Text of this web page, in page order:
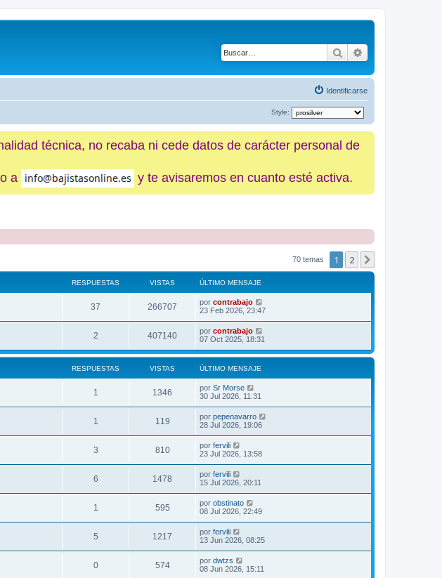
Buscar
Identificarse
Style:
técnica, no recaba ni cede datos de carácter personal de
a
y te avisaremos en cuanto esté activa.
70 temas 1 2
RESPUESTAS VISTAS ÚLTIMO MENSAJE
37 266707 por contrabajo
23 Feb 2026, 23:47
2 407140 por contrabajo
07 Oct 2025, 18:31
RESPUESTAS VISTAS ÚLTIMO MENSAJE
1 1346 por Sr Morse
30 Jul 2026, 11:31
1 119 por pepenavarro
28 Jul 2026, 19:06
3 810 por fervili
23 Jul 2026, 13:58
6 1478 por fervili
15 Jul 2026, 20:11
1 595 por obstinato
08 Jul 2026, 22:49
5 1217 por fervili
13 Jun 2026, 08:25
0 574 por dwtzs
08 Jun 2026, 15:11